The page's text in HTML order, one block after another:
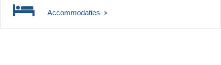
Accommodaties